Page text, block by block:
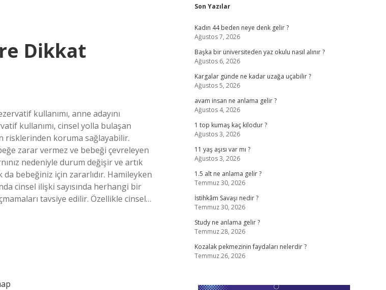
Dikkat
kullanımı, anne adayını
kullanımı, cinsel yolla bulaşan
risklerinden koruma sağlayabilir.
zarar vermez ve bebeği çevreleyen
nedeniyle durum değişir ve artık
bebeğiniz için zararlıdır. Hamileyken
cinsel ilişki sayısında herhangi bir
tavsiye edilir. Özellikle cinsel…
Sidebar
Son Yazılar
Kadın 44 beden neye denk gelir ?
Ağustos 7, 2026
Başka bir üniversiteden yaz okulu nasıl alınır ?
Ağustos 6, 2026
Kargalar günde ne kadar uzağa uçabilir ?
Ağustos 5, 2026
avam insan ne anlama gelir ?
Ağustos 4, 2026
1 top kumaş kaç kilodur ?
Ağustos 3, 2026
11 yaş aşısı var mı ?
Ağustos 3, 2026
1.5 alt ne anlama gelir ?
Temmuz 30, 2026
İstihkâm Savaşı nedir ?
Temmuz 30, 2026
Study ne anlama gelir ?
Temmuz 28, 2026
Kozalak pekmezinin faydaları nelerdir ?
Temmuz 26, 2026